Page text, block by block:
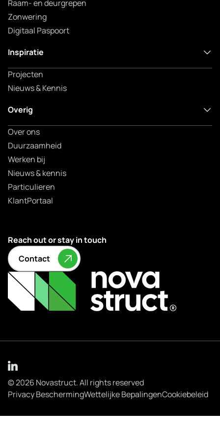
Raam- en deurgrepen
Zonwering
Digitaal Paspoort
Inspiratie
Projecten
Nieuws & Kennis
Overig
Over ons
Duurzaamheid
Werken bij
Nieuws & kennis
Particulieren
KlantPortaal
Reach out or stay in touch
Contact
© 2026 Novastruct. All rights reserved
Privacy BeschermingWettelijke BepalingenCookiebeleid